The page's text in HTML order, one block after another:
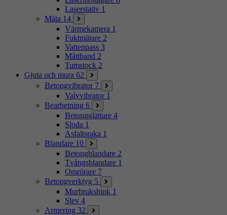
Laserstativ 1
Mäta 14
Värmekamera 1
Fuktmätare 2
Vattenpass 3
Måttband 2
Tumstock 2
Gjuta och mura 62
Betongvibrator 7
Valvvibrator 1
Bearbetning 6
Betongglättare 4
Sloda 1
Asfaltsraka 1
Blandare 10
Betongblandare 2
Tvångsblandare 1
Omrörare 7
Betongverktyg 5
Murbrukshink 1
Slev 4
Armering 32